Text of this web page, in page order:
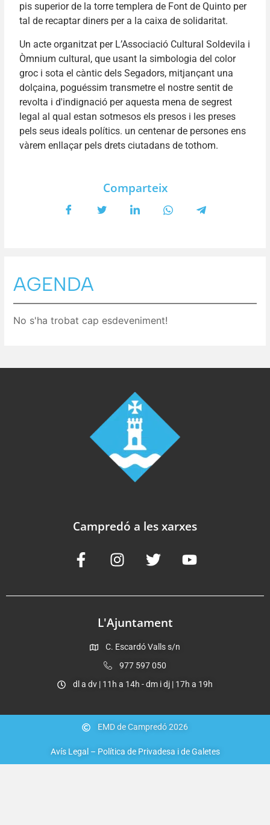
pis superior de la torre templera de Font de Quinto per
tal de recaptar diners per a la caixa de solidaritat.
Un acte organitzat per L’Associació Cultural Soldevila i
Òmnium cultural, que usant la simbologia del color
groc i sota el càntic dels Segadors, mitjançant una
dolçaina, poguéssim transmetre el nostre sentit de
revolta i d'indignació per aquesta mena de segrest
legal al qual estan sotmesos els presos i les preses
pels seus ideals polítics. un centenar de persones ens
vàrem enllaçar pels drets ciutadans de tothom.
Comparteix
AGENDA
No s'ha trobat cap esdeveniment!
Campredó a les xarxes
L'Ajuntament
C. Escardó Valls s/n
977 597 050
dl a dv | 11h a 14h - dm i dj | 17h a 19h
EMD de Campredó 2026
Avís Legal – Política de Privadesa i de Galetes